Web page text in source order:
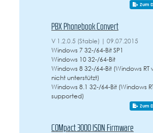
Zum
PBX Phonebook Convert
V 1.2.0.5 (Stable) | 09.07.2015
Windows 7 32-/64-Bit SP1
Windows 10 32-/64-Bit
Windows 8 32-/64-Bit (Windows RT
nicht unterstützt)
Windows 8.1 32-/64-Bit (Windows
supported)
Zum
COMpact 3000 ISDN Firmware